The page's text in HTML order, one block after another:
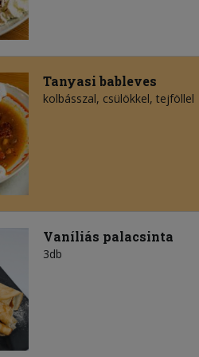
Tanyasi bableves
kolbásszal, csülökkel, tejföllel
Vaníliás palacsinta
3db